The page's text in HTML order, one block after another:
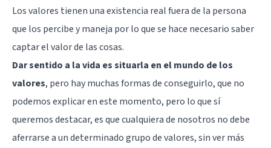
Los valores tienen una existencia real fuera de la persona
que los percibe y maneja por lo que se hace necesario saber
captar el valor de las cosas.
Dar sentido a la vida es situarla en el mundo de los
valores, pero hay muchas formas de conseguirlo, que no
podemos explicar en este momento, pero lo que sí
queremos destacar, es que cualquiera de nosotros no debe
aferrarse a un determinado grupo de valores, sin ver más